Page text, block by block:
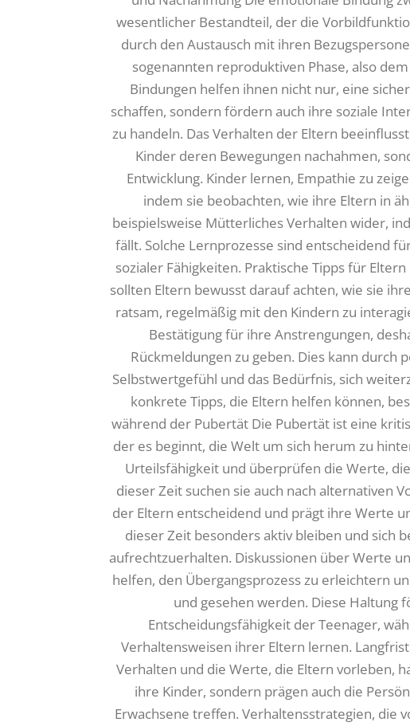
wesentlicher Bestandteil, der die
durch den Austausch mit ihren
sogenannten reproduktiven Phase, also
Bindungen helfen ihnen nicht nur, eine
schaffen, sondern fördern auch ihre soziale
zu handeln. Das Verhalten der Eltern
Kinder deren Bewegungen nachahmen,
Entwicklung. Kinder lernen, Empathie zu
indem sie beobachten, wie ihre Eltern in
beispielsweise Mütterliches Verhalten wider,
fällt. Solche Lernprozesse sind entscheidend
sozialer Fähigkeiten. Praktische Tipps für
sollten Eltern bewusst darauf achten, wie sie
ratsam, regelmäßig mit den Kindern zu
Bestätigung für ihre Anstrengungen,
Rückmeldungen zu geben. Dies kann durch
Selbstwertgefühl und das Bedürfnis, sich
konkrete Tipps, die Eltern helfen können,
während der Pubertät Die Pubertät ist eine
der es beginnt, die Welt um sich herum zu
Urteilsfähigkeit und überprüfen die Werte,
dieser Zeit suchen sie auch nach alternativen
der Eltern entscheidend und prägt ihre Werte
dieser Zeit besonders aktiv bleiben und sich
aufrechtzuerhalten. Diskussionen über Werte
helfen, den Übergangsprozess zu erleichtern
und gesehen werden. Diese Haltung
Entscheidungsfähigkeit der Teenager,
Verhaltensweisen ihrer Eltern lernen.
Verhalten und die Werte, die Eltern vorleben,
ihre Kinder, sondern prägen auch die
Erwachsene treffen. Verhaltensstrategien, die